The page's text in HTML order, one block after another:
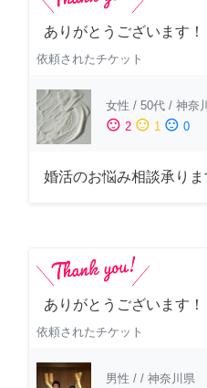
ありがとうございます！
依頼されたチケット
女性 / 50代 / 神奈
sentiment_satisfied 2 sentiment_neutral 1 sentiment_dissatisfied 0
婚活のお悩み相談承りま
ありがとうございます！
依頼されたチケット
男性 / / 神奈川県